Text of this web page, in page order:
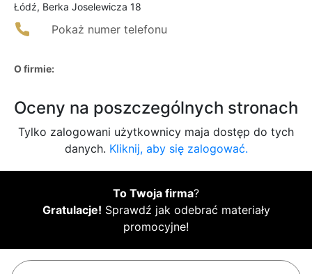
Łódź, Berka Joselewicza 18
Pokaż numer telefonu
O firmie:
Oceny na poszczególnych stronach
Tylko zalogowani użytkownicy maja dostęp do tych
danych. Kliknij, aby się zalogować.
To Twoja firma?
Gratulacje! Sprawdź jak odebrać materiały
promocyjne!